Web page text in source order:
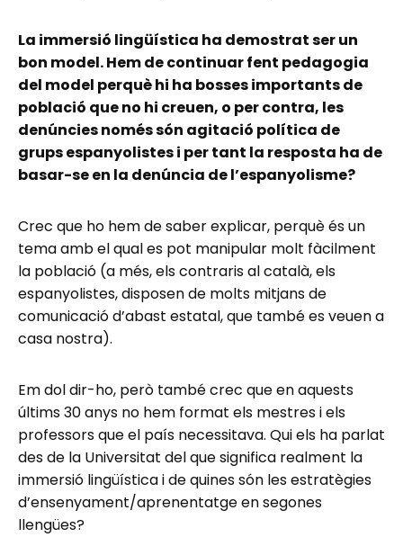
La immersió lingüística ha demostrat ser un
bon model. Hem de continuar fent pedagogia
del model perquè hi ha bosses importants de
població que no hi creuen, o per contra, les
denúncies només són agitació política de
grups espanyolistes i per tant la resposta ha de
basar-se en la denúncia de l’espanyolisme?
Crec que ho hem de saber explicar, perquè és un
tema amb el qual es pot manipular molt fàcilment
la població (a més, els contraris al català, els
espanyolistes, disposen de molts mitjans de
comunicació d’abast estatal, que també es veuen a
casa nostra).
Em dol dir-ho, però també crec que en aquests
últims 30 anys no hem format els mestres i els
professors que el país necessitava. Qui els ha parlat
des de la Universitat del que significa realment la
immersió lingüística i de quines són les estratègies
d’ensenyament/aprenentatge en segones
llengües?